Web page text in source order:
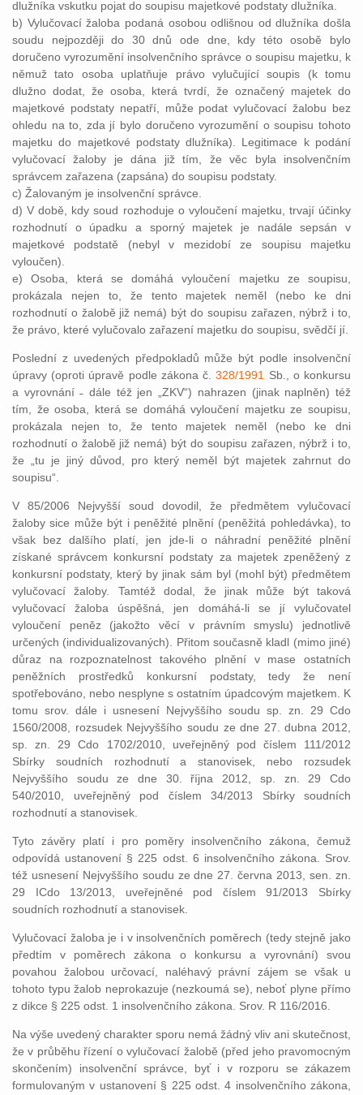
dlužníka vskutku pojat do soupisu majetkové podstaty dlužníka.
b) Vylučovací žaloba podaná osobou odlišnou od dlužníka došla
soudu nejpozději do 30 dnů ode dne, kdy této osobě bylo
doručeno vyrozumění insolvenčního správce o soupisu majetku, k
němuž tato osoba uplatňuje právo vylučující soupis (k tomu
dlužno dodat, že osoba, která tvrdí, že označený majetek do
majetkové podstaty nepatří, může podat vylučovací žalobu bez
ohledu na to, zda jí bylo doručeno vyrozumění o soupisu tohoto
majetku do majetkové podstaty dlužníka). Legitimace k podání
vylučovací žaloby je dána již tím, že věc byla insolvenčním
správcem zařazena (zapsána) do soupisu podstaty.
c) Žalovaným je insolvenční správce.
d) V době, kdy soud rozhoduje o vyloučení majetku, trvají účinky
rozhodnutí o úpadku a sporný majetek je nadále sepsán v
majetkové podstatě (nebyl v mezidobí ze soupisu majetku
vyloučen).
e) Osoba, která se domáhá vyloučení majetku ze soupisu,
prokázala nejen to, že tento majetek neměl (nebo ke dni
rozhodnutí o žalobě již nemá) být do soupisu zařazen, nýbrž i to,
že právo, které vylučovalo zařazení majetku do soupisu, svědčí jí.
Poslední z uvedených předpokladů může být podle insolvenční
úpravy (oproti úpravě podle zákona č.328/1991
Sb., o konkursu
a vyrovnání ˗ dále též jen „ZKV“) nahrazen (jinak naplněn) též
tím, že osoba, která se domáhá vyloučení majetku ze soupisu,
prokázala nejen to, že tento majetek neměl (nebo ke dni
rozhodnutí o žalobě již nemá) být do soupisu zařazen, nýbrž i to,
že „tu je jiný důvod, pro který neměl být majetek zahrnut do
soupisu“.
V 85/2006 Nejvyšší soud dovodil, že předmětem vylučovací
žaloby sice může být i peněžité plnění (peněžitá pohledávka), to
však bez dalšího platí, jen jde-li o náhradní peněžité plnění
získané správcem konkursní podstaty za majetek zpeněžený z
konkursní podstaty, který by jinak sám byl (mohl být) předmětem
vylučovací žaloby. Tamtéž dodal, že jinak může být taková
vylučovací žaloba úspěšná, jen domáhá-li se jí vylučovatel
vyloučení peněz (jakožto věcí v právním smyslu) jednotlivě
určených (individualizovaných). Přitom současně kladl (mimo jiné)
důraz na rozpoznatelnost takového plnění v mase ostatních
peněžních prostředků konkursní podstaty, tedy že není
spotřebováno, nebo nesplyne s ostatním úpadcovým majetkem. K
tomu srov. dále i usnesení Nejvyššího soudu sp. zn. 29 Cdo
1560/2008, rozsudek Nejvyššího soudu ze dne 27. dubna 2012,
sp. zn. 29 Cdo 1702/2010, uveřejněný pod číslem 111/2012
Sbírky soudních rozhodnutí a stanovisek, nebo rozsudek
Nejvyššího soudu ze dne 30. října 2012, sp. zn. 29 Cdo
540/2010, uveřejněný pod číslem 34/2013 Sbírky soudních
rozhodnutí a stanovisek.
Tyto závěry platí i pro poměry insolvenčního zákona, čemuž
odpovídá ustanovení § 225 odst. 6 insolvenčního zákona. Srov.
též usnesení Nejvyššího soudu ze dne 27. června 2013, sen. zn.
29 ICdo 13/2013, uveřejněné pod číslem 91/2013 Sbírky
soudních rozhodnutí a stanovisek.
Vylučovací žaloba je i v insolvenčních poměrech (tedy stejně jako
předtím v poměrech zákona o konkursu a vyrovnání) svou
povahou žalobou určovací, naléhavý právní zájem se však u
tohoto typu žalob neprokazuje (nezkoumá se), neboť plyne přímo
z dikce § 225 odst. 1 insolvenčního zákona. Srov. R 116/2016.
Na výše uvedený charakter sporu nemá žádný vliv ani skutečnost,
že v průběhu řízení o vylučovací žalobě (před jeho pravomocným
skončením) insolvenční správce, byť i v rozporu se zákazem
formulovaným v ustanovení § 225 odst. 4 insolvenčního zákona,